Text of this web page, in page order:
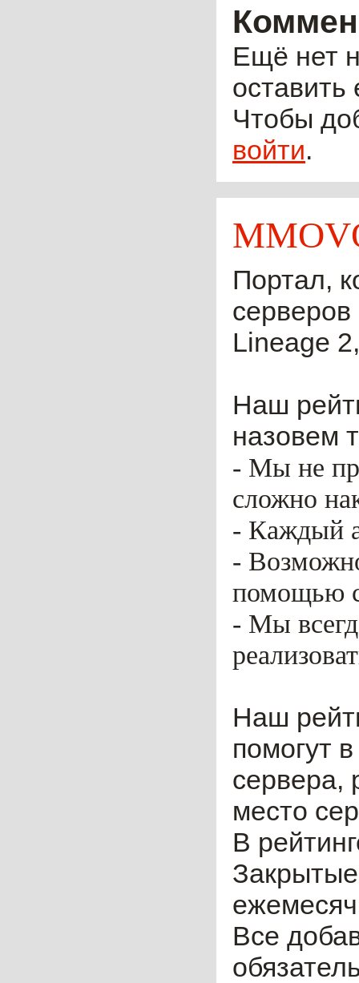
Ещё нет
оставить
Чтобы
войти.
Портал,
Lineage
Наш
назовем
- Мы не
сложно
- Каждый
-
помощью
- Мы
Наш
помогут
сервера,
место
В
Все